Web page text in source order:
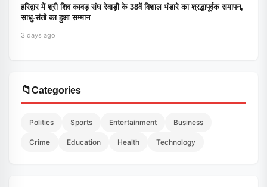
हरिद्वार में श्री शिव कावड़ संघ रेवाड़ी के 38वें विशाल भंडारे का श्रद्धापूर्वक समापन,
साधु-संतों का हुआ सम्मान
3 days ago
📁Categories
Politics Sports Entertainment Business
Crime Education Health Technology